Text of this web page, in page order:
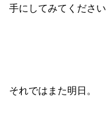
手にしてみてください
それではまた明日。